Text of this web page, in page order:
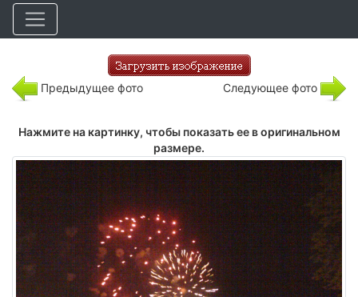
Предыдущее фото Следующее фото
Нажмите на картинку, чтобы показать ее в оригинальном
размере.